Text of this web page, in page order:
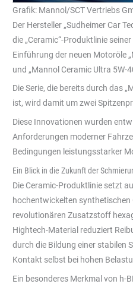
Grafik: Mannol/SCT Vertriebs
Der Hersteller „Sudheimer Car
die „Ceramic“-Produktlinie
Einführung der neuen Motoröle
und „Mannol Ceramic Ultra 5W-
Die Serie, die bereits durch das
ist, wird damit um zwei
Diese Innovationen wurden
Anforderungen moderner
Bedingungen leistungsstarker
Ein Blick in die Zukunft der
Die Ceramic-Produktlinie setzt
hochentwickelten synthetischen
revolutionären Zusatzstoff
Hightech-Material reduziert
durch die Bildung einer stabilen
Kontakt selbst bei hohen
Ein besonderes Merkmal von h-